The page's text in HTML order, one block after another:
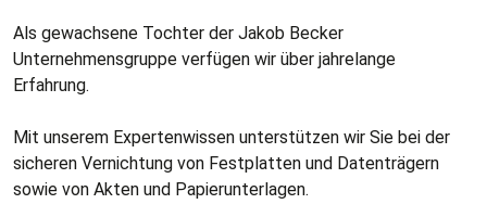
Als gewachsene Tochter der Jakob Becker
Unternehmensgruppe verfügen wir über jahrelange
Erfahrung.
Mit unserem Expertenwissen unterstützen wir Sie bei der
sicheren Vernichtung von Festplatten und Datenträgern
sowie von Akten und Papierunterlagen.